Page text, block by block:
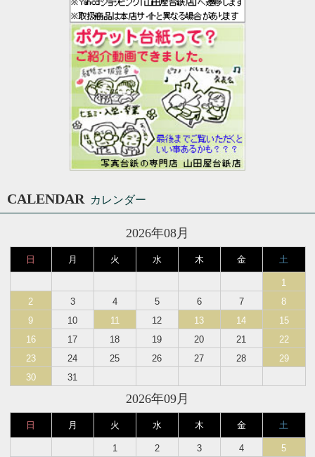
CALENDAR カレンダー
2026年08月
日 月 火 水 木 金 土
1
2
3 4 5 6 7
8
9
10 11 12 13 14
15
16
17 18 19 20 21
22
23
24 25 26 27 28
29
30
31
2026年09月
日 月 火 水 木 金 土
1 2 3 4
5